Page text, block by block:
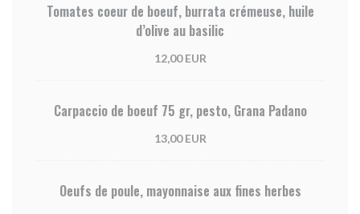
Tomates coeur de boeuf, burrata crémeuse, huile
d’olive au basilic
12,00 EUR
Carpaccio de boeuf 75 gr, pesto, Grana Padano
13,00 EUR
Oeufs de poule, mayonnaise aux fines herbes